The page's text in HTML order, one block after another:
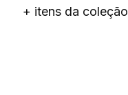
+ itens da coleção